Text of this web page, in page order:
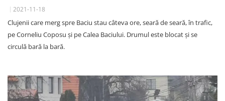
2021-11-18
Clujenii care merg spre Baciu stau câteva ore, seară de seară, în trafic,
pe Corneliu Coposu și pe Calea Baciului. Drumul este blocat și se
circulă bară la bară.